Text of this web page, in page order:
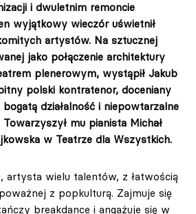
i dwuletnim remoncie
wyjątkowy wieczór uświetnił
artystów. Na sztucznej
jako połączenie architektury
plenerowym, wystąpił Jakub
polski kontratenor, doceniany
bogatą działalność i niepowtarzalne
mu pianista Michał
w Teatrze dla Wszystkich.
artysta wielu talentów, z łatwością
z popkulturą. Zajmuje się
breakdance i angażuje się w